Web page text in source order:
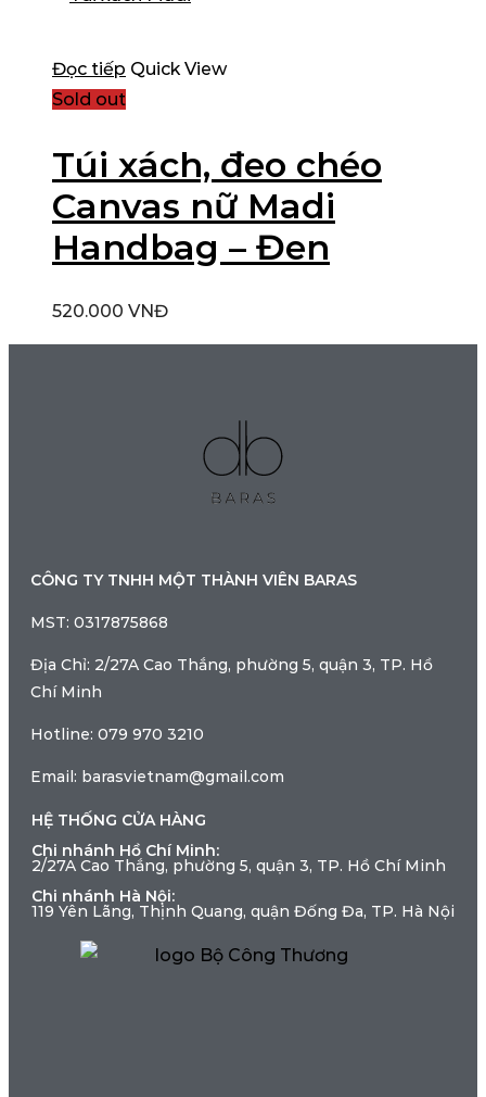
Đọc tiếp Quick View
Sold out
Túi xách, đeo chéo
Canvas nữ Madi
Handbag – Đen
520.000 VNĐ
CÔNG TY TNHH MỘT THÀNH VIÊN BARAS
MST: 0317875868
Địa Chỉ: 2/27A Cao Thắng, phường 5, quận 3, TP. Hồ
Chí Minh
Hotline: 079 970 3210
Email: barasvietnam@gmail.com
HỆ THỐNG CỬA HÀNG
Chi nhánh Hồ Chí Minh:
2/27A Cao Thắng, phường 5, quận 3, TP. Hồ Chí Minh
Chi nhánh Hà Nội:
119 Yên Lãng, Thịnh Quang, quận Đống Đa, TP. Hà Nội